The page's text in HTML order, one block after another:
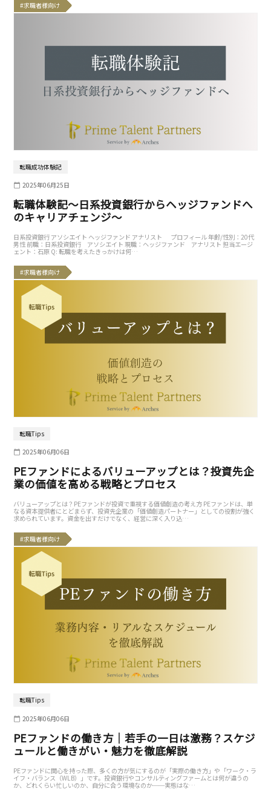
#求職者様向け
転職成功体験記
2025年06月25日
転職体験記〜日系投資銀行からヘッジファンドへ
のキャリアチェンジ〜
日系投資銀行 アソシエイト ヘッジファンド アナリスト プロフィール 年齢/性別：20代
男性 前職：日系投資銀行 アソシエイト 現職：ヘッジファンド アナリスト 担当エージ
ェント：石原 Q: 転職を考えたきっかけは何…
#求職者様向け
転職Tips
2025年06月06日
PEファンドによるバリューアップとは？投資先企
業の価値を高める戦略とプロセス
バリューアップとは？PEファンドが投資で重視する価値創造の考え方 PEファンドは、単
なる資本提供者にとどまらず、投資先企業の「価値創造パートナー」としての役割が強く
求められています。資金を出すだけでなく、経営に深く入り込…
#求職者様向け
転職Tips
2025年06月06日
PEファンドの働き方｜若手の一日は激務？スケジ
ュールと働きがい・魅力を徹底解説
PEファンドに関心を持った際、多くの方が気にするのが「実際の働き方」や「ワーク・ラ
イフ・バランス（WLB）」です。投資銀行やコンサルティングファームとは何が違うの
か、どれくらい忙しいのか、自分に合う環境なのか──実態はな…